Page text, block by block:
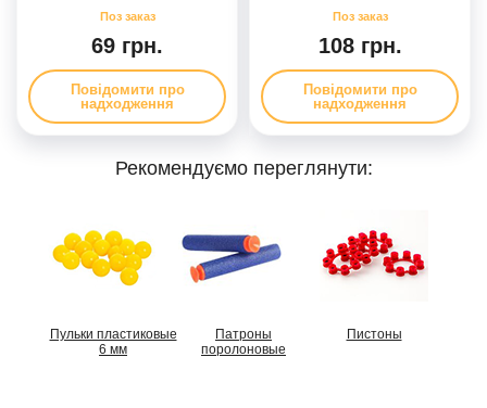
69 грн.
Повідомити про
надходження
108 грн.
Повідомити про
надходження
Рекомендуємо переглянути:
Пульки пластиковые
6 мм
Патроны
поролоновые
Пистоны